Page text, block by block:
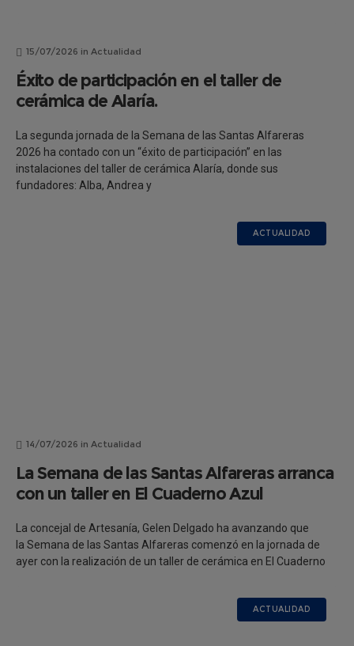
15/07/2026 in Actualidad
Éxito de participación en el taller de
cerámica de Alaría.
La segunda jornada de la Semana de las Santas Alfareras
2026 ha contado con un “éxito de participación” en las
instalaciones del taller de cerámica Alaría, donde sus
fundadores: Alba, Andrea y
ACTUALIDAD
14/07/2026 in Actualidad
La Semana de las Santas Alfareras arranca
con un taller en El Cuaderno Azul
La concejal de Artesanía, Gelen Delgado ha avanzando que
la Semana de las Santas Alfareras comenzó en la jornada de
ayer con la realización de un taller de cerámica en El Cuaderno
ACTUALIDAD